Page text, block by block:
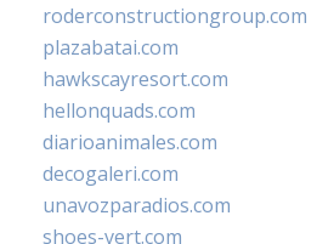
roderconstructiongroup.com
plazabatai.com
hawkscayresort.com
hellonquads.com
diarioanimales.com
decogaleri.com
unavozparadios.com
shoes-vert.com